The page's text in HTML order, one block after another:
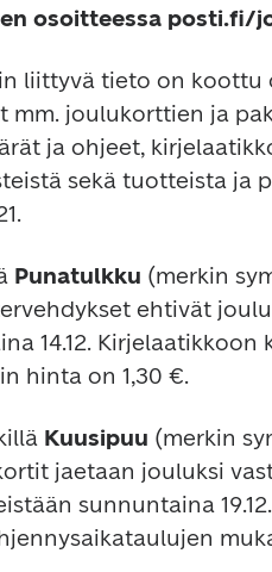
osoitteessa posti.fi/
liittyvä tieto on koottu
mm. joulukorttien ja
ja ohjeet,
sekä tuotteista ja
Punatulkku (merkin
ehtivät
14.12.
hinta on 1,30 €.
Kuusipuu (merkin
jaetaan jouluksi
sunnuntaina